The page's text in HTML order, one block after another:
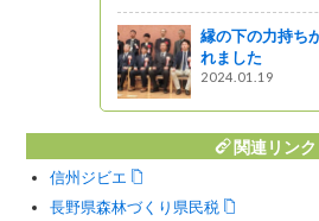
縁の下の力持ち
れました
2024.01.19
関連リンク
信州ジビエ
長野県森林づくり県民税